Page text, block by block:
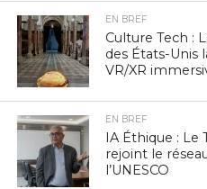
EN BREF
Culture Tech :
des États-Unis
VR/XR
EN BREF
IA Éthique : Le
rejoint le
l’UNESCO